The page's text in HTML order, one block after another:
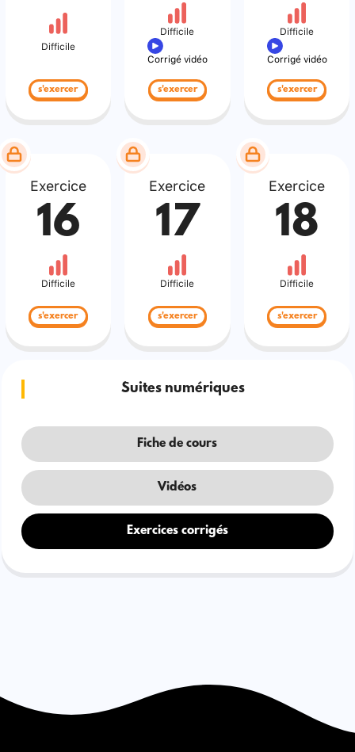
Difficile
s'exercer
Difficile
Corrigé vidéo
s'exercer
Difficile
Corrigé vidéo
s'exercer
Exercice
16
Difficile
s'exercer
Exercice
17
Difficile
s'exercer
Exercice
18
Difficile
s'exercer
Suites numériques
Fiche de cours
Vidéos
Exercices corrigés